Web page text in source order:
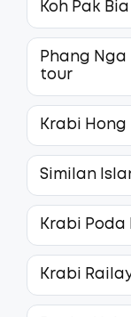
Koh Pak
Phang
tour
Krabi
Similan
Krabi
Krabi